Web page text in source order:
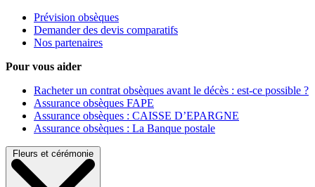
Prévision obsèques
Demander des devis comparatifs
Nos partenaires
Pour vous aider
Racheter un contrat obsèques avant le décès : est-ce possible ?
Assurance obsèques FAPE
Assurance obsèques : CAISSE D’EPARGNE
Assurance obsèques : La Banque postale
Fleurs et cérémonie